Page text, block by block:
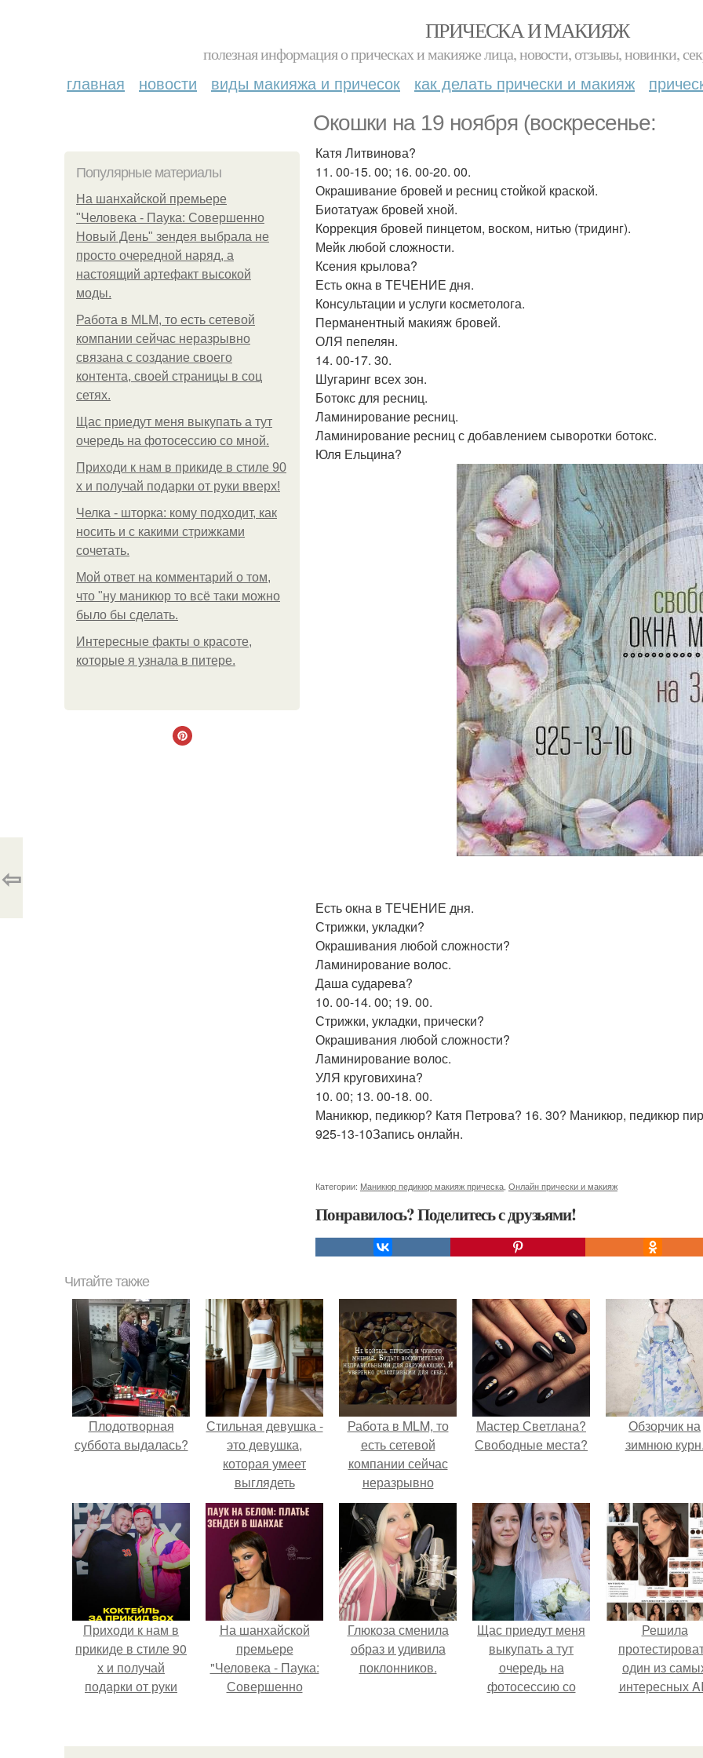
ПРИЧЕСКА И МАКИЯЖ
полезная информация о прическах и макияже лица, новости, отзывы, новинки,
главная новости виды макияжа и причесок как делать прически и макияж
Окошки на 19 ноября (воскресенье:
Популярные материалы
На шанхайской премьере
"Человека - Паука: Совершенно
Новый День" зендея выбрала не
просто очередной наряд, а
настоящий артефакт высокой
моды.
Работа в MLM, то есть сетевой
компании сейчас неразрывно
связана с создание своего
контента, своей страницы в соц
сетях.
Щас приедут меня выкупать а тут
очередь на фотосессию со мной.
Приходи к нам в прикиде в стиле 90
х и получай подарки от руки вверх!
Челка - шторка: кому подходит, как
носить и с какими стрижками
сочетать.
Мой ответ на комментарий о том,
что "ну маникюр то всё таки можно
было бы сделать.
Интересные факты о красоте,
которые я узнала в питере.
Катя Литвинова?
11. 00-15. 00; 16. 00-20. 00.
Окрашивание бровей и ресниц стойкой краской.
Биотатуаж бровей хной.
Коррекция бровей пинцетом, воском, нитью (тридинг).
Мейк любой сложности.
Ксения крылова?
Есть окна в ТЕЧЕНИЕ дня.
Консультации и услуги косметолога.
Перманентный макияж бровей.
ОЛЯ пепелян.
14. 00-17. 30.
Шугаринг всех зон.
Ботокс для ресниц.
Ламинирование ресниц.
Ламинирование ресниц с добавлением сыворотки ботокс.
Юля Ельцина?
Есть окна в ТЕЧЕНИЕ дня.
Стрижки, укладки?
Окрашивания любой сложности?
Ламинирование волос.
Даша сударева?
10. 00-14. 00; 19. 00.
Стрижки, укладки, прически?
Окрашивания любой сложности?
Ламинирование волос.
УЛЯ круговихина?
10. 00; 13. 00-18. 00.
Маникюр, педикюр? Катя Петрова? 16. 30? Маникюр, педикюр
925-13-10Запись онлайн.
Категории: Маникюр педикюр макияж прическа Онлайн прически и макияж
Понравилось? Поделитесь с друзьями!
⇦
Читайте также
Плодотворная
суббота выдалась?
Стильная девушка -
это девушка,
которая умеет
выглядеть
привлекательно и
элегантно в любои
ситуации.
Работа в MLM, то
есть сетевой
компании сейчас
неразрывно
связана с создание
своего контента,
своей страницы в
соц сетях.
Мастер Светлана?
Свободные местa?
Обзорчик на
зимнюю
Приходи к нам в
прикиде в стиле 90
х и получай
подарки от руки
На шанхайской
премьере
"Человека - Паука:
Совершенно
просто очередной
Глюкоза сменила
образ и удивила
поклонников.
Щас приедут меня
выкупать а тут
очередь на
фотосессию со
Решила
один из
интересных